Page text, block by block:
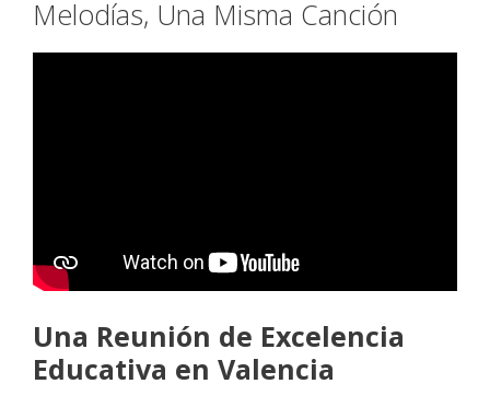
Melodías, Una Misma Canción
Una Reunión de Excelencia
Educativa en Valencia